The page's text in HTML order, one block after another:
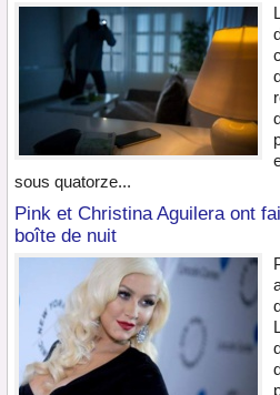
sous quatorze...
Pink et Christina Aguilera ont
boîte de nuit